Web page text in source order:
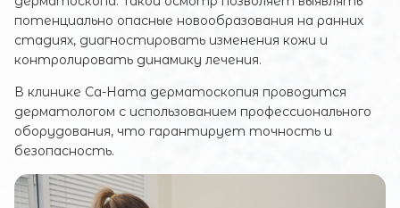
потенциально опасные новообразования на ранних
стадиях, диагностировать изменения кожи и
контролировать динамику лечения.
В клинике Са-Ната дерматоскопия проводится
дерматологом с использованием профессионального
оборудования, что гарантирует точность и
безопасность.